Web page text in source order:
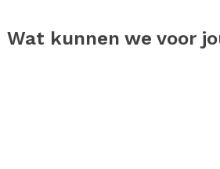
Wat kunnen we voor